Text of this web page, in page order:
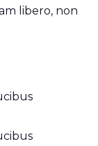
libero, non